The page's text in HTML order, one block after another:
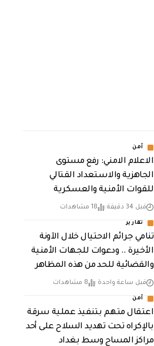
أمن
الاعلام الامني: رفع مستوى
الجاهزية والاستعداد القتالي
للقوات الأمنية والعسكرية
قبل 34 دقيقة 18 مشاهدات
تقارير
تنامي جرائم الاحتيال خلال الآونة
الأخيرة .. ودعوات للجهات الأمنية
والقضائية للحد من هذه المظاهر
قبل ساعة واحدة 8 مشاهدات
أمن
اعتقال متهم بتنفيذ عملية سرقة
بالإكراه تحت تهديد السلاح على أحد
مراكز المساج وسط بغداد